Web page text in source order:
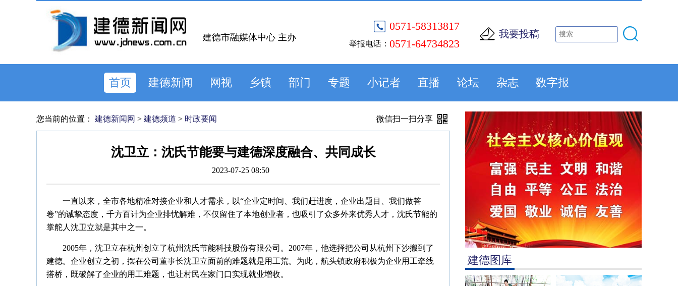
0571-58313817
举报电话： 0571-64734823
我要投稿
建德市融媒体中心 主办
首页 建德新闻 网视 乡镇 部门 专题 小记者 直播 论坛 杂志 数字报
建德图库
您当前的位置： 建德新闻网 > 建德频道 > 时政要闻 微信扫一扫分享
沈卫立：沈氏节能要与建德深度融合、共同成长
2023-07-25 08:50
一直以来，全市各地精准对接企业和人才需求，以“企业定时间、我们赶进度，企业出题目、我们做答
卷”的诚挚态度，千方百计为企业排忧解难，不仅留住了本地创业者，也吸引了众多外来优秀人才，沈氏节能的
掌舵人沈卫立就是其中之一。
2005年，沈卫立在杭州创立了杭州沈氏节能科技股份有限公司。2007年，他选择把公司从杭州下沙搬到了
建德。企业创立之初，摆在公司董事长沈卫立面前的难题就是用工荒。为此，航头镇政府积极为企业用工牵线
搭桥，既破解了企业的用工难题，也让村民在家门口实现就业增收。